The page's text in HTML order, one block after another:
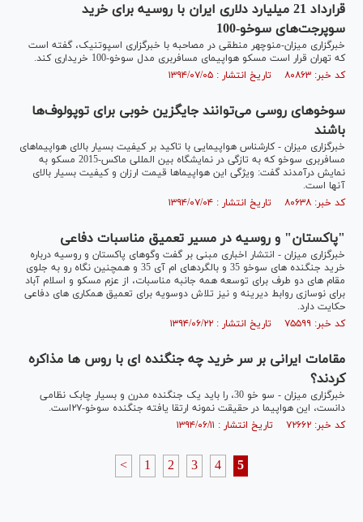
قرارداد 21 میلیارد دلاری ایران با روسیه برای خرید
سوپرجت‌های سوخو-100
خبرگزاری میزان-منوچهر منطقی در مصاحبه با خبرگزاری اسپوتنیک، گفته است
که تهران قرار است مسکو هواپیمای مسافربری مدل سوخو-100 خریداری کند.
کد خبر: ۸۰۸۶۳ تاریخ انتشار : ۱۳۹۴/۰۷/۰۵
سوخوهای روسی می‌توانند جایگزین خوبی برای توپولوف‌ها
باشند
خبرگزاری میزان - کارشناس هواپیمایی با تاکید بر کیفیت بسیار بالای هواپیماهای
مسافربری سوخو که به تازگی در نمایشگاه بین المللی ماکس-2015 مسکو به
نمایش درآمدند گفت: ویژگی این هواپیماها قیمت ارزان و کیفیت بسیار بالای
آنها است.
کد خبر: ۸۰۶۳۸ تاریخ انتشار : ۱۳۹۴/۰۷/۰۴
"پاکستان" و روسیه در مسیر تعمیق مناسبات دفاعی
خبرگزاری میزان - انتشار اخباری مبنی بر گفت وگوهای پاکستان و روسیه درباره
خرید جنگنده های سوخو 35 و بالگردهای ام آی 35 و همچنین نگاه رو به جلوی
مقام های دو طرف برای توسعه همه جانبه مناسبات، از عزم مسکو و اسلام آباد
برای نوسازی روابط دیرینه و نیز تلاش دوسویه برای تعمیق همکاری های دفاعی
حکایت دارد.
کد خبر: ۷۵۵۹۹ تاریخ انتشار : ۱۳۹۴/۰۶/۲۲
مقامات ایرانی بر سر خرید چه جنگنده ای با روس ها مذاکره
کردند؟
خبرگزاری میزان - سو خو 30، را باید یک جنگنده مدرن و بسیار چابک نظامی
دانست، این هواپیما در حقیقت نمونه ارتقا یافته جنگنده سوخو-۲۷است.
کد خبر: ۷۲۶۶۲ تاریخ انتشار : ۱۳۹۴/۰۶/۱۱
< 1 2 3 4 5